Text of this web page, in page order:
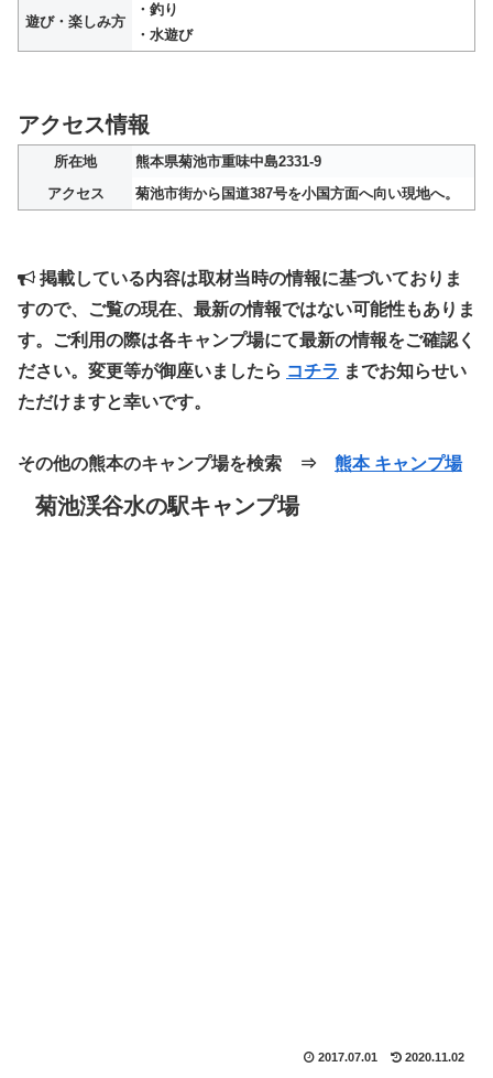
遊び・楽しみ方
・釣り
・水遊び
アクセス情報
所在地
熊本県菊池市重味中島2331-9
アクセス
菊池市街から国道387号を小国方面へ向い現地へ。
掲載している内容は取材当時の情報に基づいておりま
すので、ご覧の現在、最新の情報ではない可能性もありま
す。ご利用の際は各キャンプ場にて最新の情報をご確認く
ださい。変更等が御座いましたら コチラ までお知らせい
ただけますと幸いです。
その他の熊本のキャンプ場を検索 ⇒ 熊本 キャンプ場
菊池渓谷水の駅キャンプ場
2017.07.01 2020.11.02